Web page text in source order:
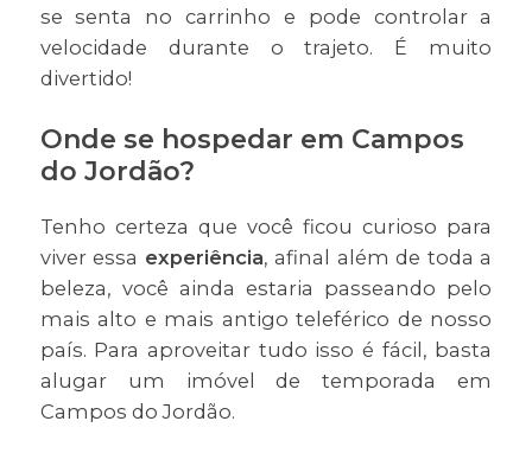
se senta no carrinho e pode controlar a
velocidade durante o trajeto. É muito
divertido!
Onde se hospedar em Campos
do Jordão?
Tenho certeza que você ficou curioso para
viver essa experiência, afinal além de toda a
beleza, você ainda estaria passeando pelo
mais alto e mais antigo teleférico de nosso
país. Para aproveitar tudo isso é fácil, basta
alugar um imóvel de temporada em
Campos do Jordão.